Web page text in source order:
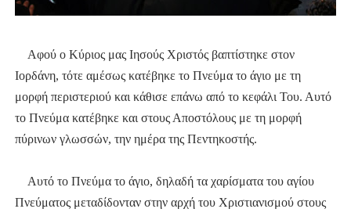
Αφού ο Κύριος μας Ιησούς Χριστός βαπτίστηκε στον
Ιορδάνη, τότε αμέσως κατέβηκε το Πνεύμα το άγιο με τη
μορφή περιστεριού και κάθισε επάνω από το κεφάλι Του. Αυτό
το Πνεύμα κατέβηκε και στους Αποστόλους με τη μορφή
πύρινων γλωσσών, την ημέρα της Πεντηκοστής.
Αυτό το Πνεύμα το άγιο, δηλαδή τα χαρίσματα του αγίου
Πνεύματος μεταδίδονταν στην αρχή του Χριστιανισμού στους